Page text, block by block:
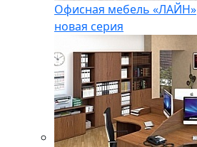
Офисная мебель «ЛАЙН»
новая серия